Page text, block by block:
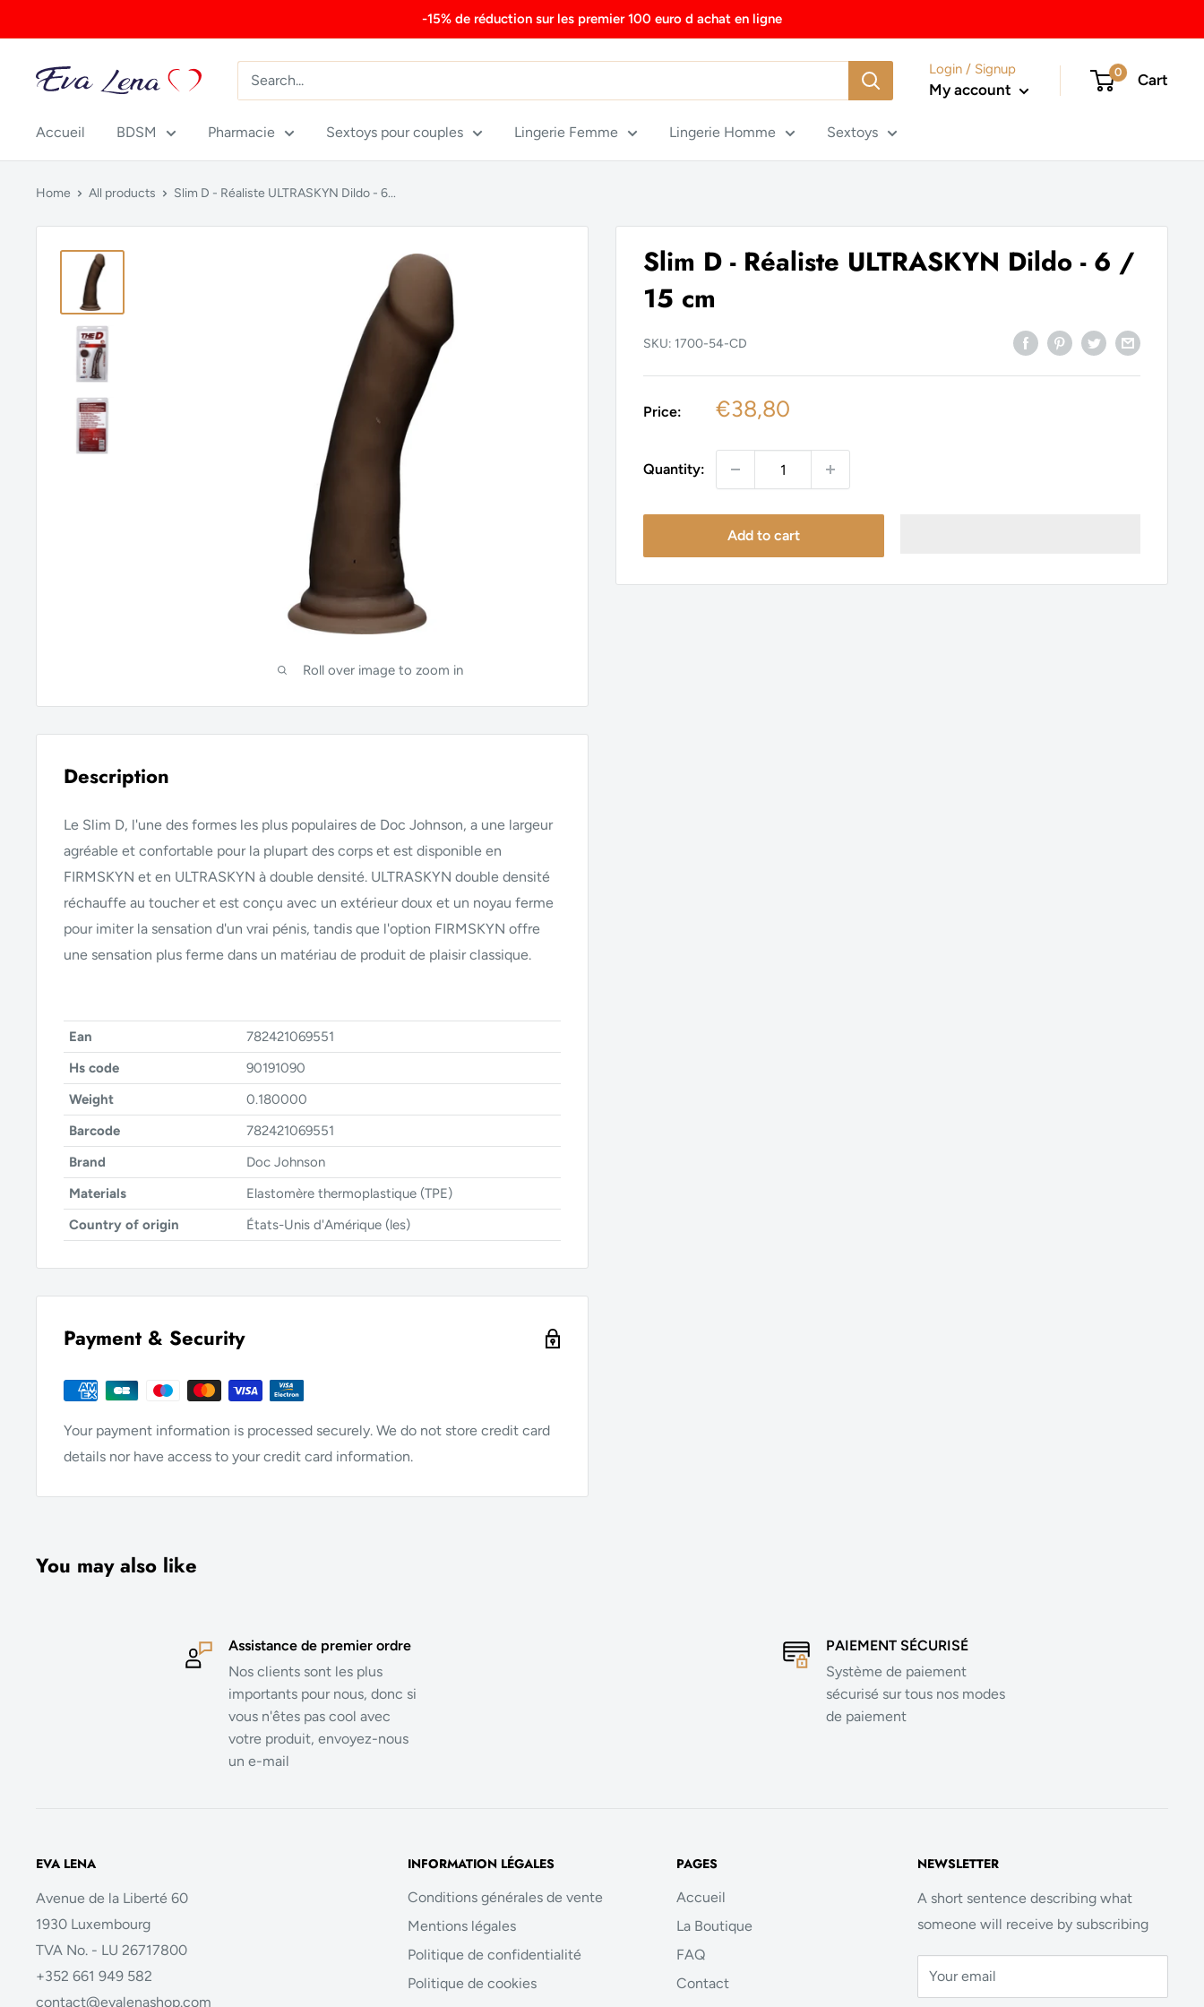
to
content
-15% de réduction sur les premier 100 euro d achat en ligne
Login / Signup
My account
0 Cart
Accueil BDSM Pharmacie Sextoys pour couples Lingerie Femme Lingerie Homme Sextoys
Home All products Slim D - Réaliste ULTRASKYN Dildo - 6...
Roll over image to zoom in
Slim D - Réaliste ULTRASKYN Dildo - 6 /
15 cm
SKU: 1700-54-CD
Price:
Sale
€38,80
Quantity:
Add to cart
Description
Le Slim D, l'une des formes les plus populaires de Doc Johnson, a une largeur
agréable et confortable pour la plupart des corps et est disponible en
FIRMSKYN et en ULTRASKYN à double densité. ULTRASKYN double densité
réchauffe au toucher et est conçu avec un extérieur doux et un noyau ferme
pour imiter la sensation d'un vrai pénis, tandis que l'option FIRMSKYN offre
une sensation plus ferme dans un matériau de produit de plaisir classique.
Ean
782421069551
Hs code
90191090
Weight
0.180000
Barcode
782421069551
Brand
Doc Johnson
Materials
Elastomère thermoplastique (TPE)
Country of origin
États-Unis d'Amérique (les)
Payment & Security
Your payment information is processed securely. We do not store credit card
details nor have access to your credit card information.
You may also like
Assistance de premier ordre
Nos clients sont les plus
importants pour nous, donc si
vous n'êtes pas cool avec
votre produit, envoyez-nous
un e-mail
PAIEMENT SÉCURISÉ
Système de paiement
sécurisé sur tous nos modes
de paiement
EVA LENA
Avenue de la Liberté 60
1930 Luxembourg
TVA No. - LU 26717800
+352 661 949 582
contact@evalenashop.com
INFORMATION LÉGALES
Conditions générales de vente
Mentions légales
Politique de confidentialité
Politique de cookies
PAGES
Accueil
La Boutique
FAQ
Contact
NEWSLETTER
A short sentence describing what
someone will receive by subscribing
Your email